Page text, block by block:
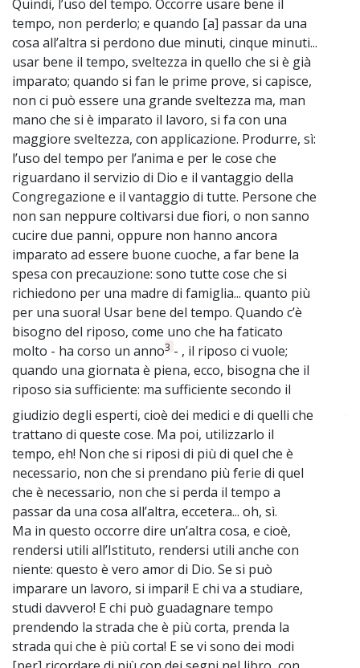
Quindi, l’uso del tempo. Occorre usare bene il
tempo, non perderlo; e quando [a] passar da una
cosa all’altra si perdono due minuti, cinque minuti...
usar bene il tempo, sveltezza in quello che si è già
imparato; quando si fan le prime prove, si capisce,
non ci può essere una grande sveltezza ma, man
mano che si è imparato il lavoro, si fa con una
maggiore sveltezza, con applicazione. Produrre, sì:
l’uso del tempo per l’anima e per le cose che
riguardano il servizio di Dio e il vantaggio della
Congregazione e il vantaggio di tutte. Persone che
non san neppure coltivarsi due fiori, o non sanno
cucire due panni, oppure non hanno ancora
imparato ad essere buone cuoche, a far bene la
spesa con precauzione: sono tutte cose che si
richiedono per una madre di famiglia... quanto più
per una suora! Usar bene del tempo. Quando c’è
bisogno del riposo, come uno che ha faticato
molto - ha corso un anno3 - , il riposo ci vuole;
quando una giornata è piena, ecco, bisogna che il
riposo sia sufficiente: ma sufficiente secondo il
giudizio degli esperti, cioè dei medici e di quelli che
trattano di queste cose. Ma poi, utilizzarlo il
tempo, eh! Non che si riposi di più di quel che è
necessario, non che si prendano più ferie di quel
che è necessario, non che si perda il tempo a
passar da una cosa all’altra, eccetera... oh, sì.
Ma in questo occorre dire un’altra cosa, e cioè,
rendersi utili all’Istituto, rendersi utili anche con
niente: questo è vero amor di Dio. Se si può
imparare un lavoro, si impari! E chi va a studiare,
studi davvero! E chi può guadagnare tempo
prendendo la strada che è più corta, prenda la
strada qui che è più corta! E se vi sono dei modi